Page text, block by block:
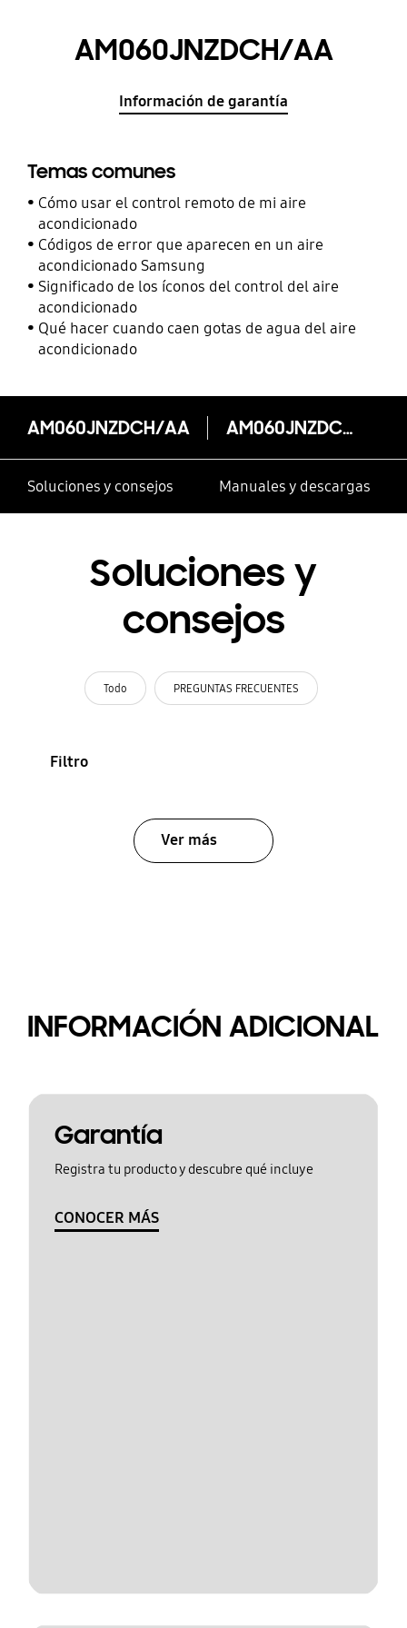
AM060JNZDCH/AA
Información de garantía
Temas comunes
Cómo usar el control remoto de mi aire
acondicionado
Códigos de error que aparecen en un aire
acondicionado Samsung
Significado de los íconos del control del aire
acondicionado
Qué hacer cuando caen gotas de agua del aire
acondicionado
AM060JNZDCH/AA AM060JNZDCH/AA
Soluciones y consejos Manuales y descargas
Soluciones y
consejos
Todo PREGUNTAS FRECUENTES
Filtro
Ver más
INFORMACIÓN ADICIONAL
Garantía
Registra tu producto y descubre qué incluye
CONOCER MÁS